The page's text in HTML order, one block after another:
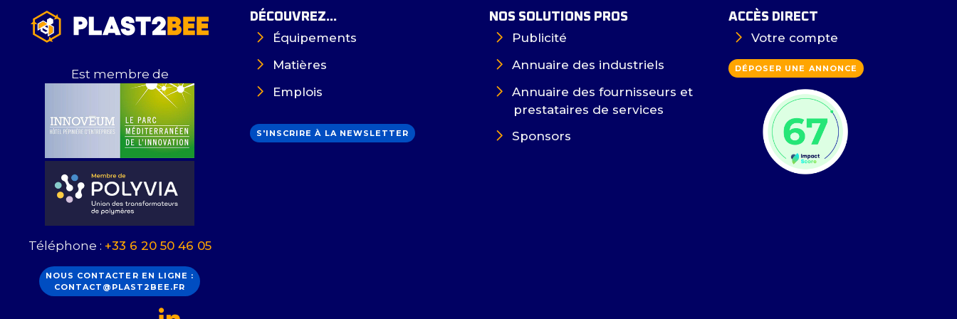
Est membre de
Téléphone : +33 6 20 50 46 05
NOUS CONTACTER EN LIGNE :
CONTACT@PLAST2BEE.FR
DÉCOUVREZ...
Équipements
Matières
Emplois
S'INSCRIRE À LA NEWSLETTER
NOS SOLUTIONS PROS
Publicité
Annuaire des industriels
Annuaire des fournisseurs et
prestataires de services
Sponsors
ACCÈS DIRECT
Votre compte
DÉPOSER UNE ANNONCE